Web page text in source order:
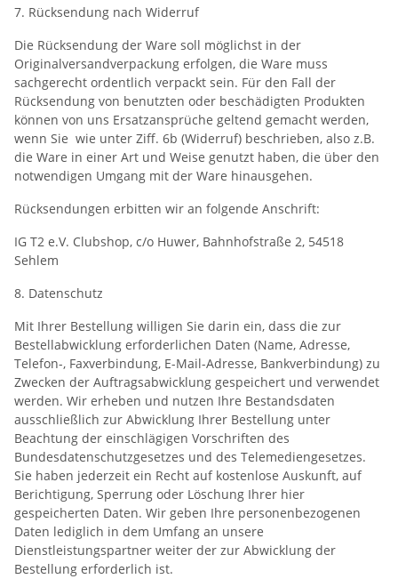
7. Rücksendung nach Widerruf
Die Rücksendung der Ware soll möglichst in der
Originalversandverpackung erfolgen, die Ware muss
sachgerecht ordentlich verpackt sein. Für den Fall der
Rücksendung von benutzten oder beschädigten Produkten
können von uns Ersatzansprüche geltend gemacht werden,
wenn Sie  wie unter Ziff. 6b (Widerruf) beschrieben, also z.B.
die Ware in einer Art und Weise genutzt haben, die über den
notwendigen Umgang mit der Ware hinausgehen.
Rücksendungen erbitten wir an folgende Anschrift:
IG T2 e.V. Clubshop, c/o Huwer, Bahnhofstraße 2, 54518
Sehlem
8. Datenschutz
Mit Ihrer Bestellung willigen Sie darin ein, dass die zur
Bestellabwicklung erforderlichen Daten (Name, Adresse,
Telefon-, Faxverbindung, E-Mail-Adresse, Bankverbindung) zu
Zwecken der Auftragsabwicklung gespeichert und verwendet
werden. Wir erheben und nutzen Ihre Bestandsdaten
ausschließlich zur Abwicklung Ihrer Bestellung unter
Beachtung der einschlägigen Vorschriften des
Bundesdatenschutzgesetzes und des Telemediengesetzes.
Sie haben jederzeit ein Recht auf kostenlose Auskunft, auf
Berichtigung, Sperrung oder Löschung Ihrer hier
gespeicherten Daten. Wir geben Ihre personenbezogenen
Daten lediglich in dem Umfang an unsere
Dienstleistungspartner weiter der zur Abwicklung der
Bestellung erforderlich ist.